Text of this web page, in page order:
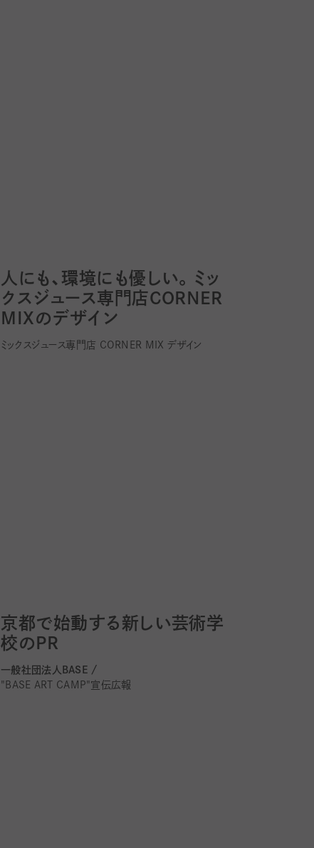
人にも、環境にも優しい。ミッ
クスジュース専門店CORNER
MIXのデザイン
ミックスジュース専門店 CORNER MIX デザイン
京都で始動する新しい芸術学
校のPR
一般社団法人BASE /
"BASE ART CAMP"宣伝広報